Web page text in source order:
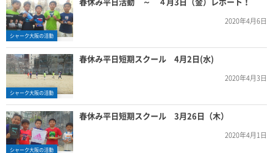
シャーク大阪の活動
2020年4月6日
シャーク大阪の活動
春休み平日短期スクール 4月2日(水)
2020年4月3日
シャーク大阪の活動
春休み平日短期スクール 3月26日（木）
2020年4月1日